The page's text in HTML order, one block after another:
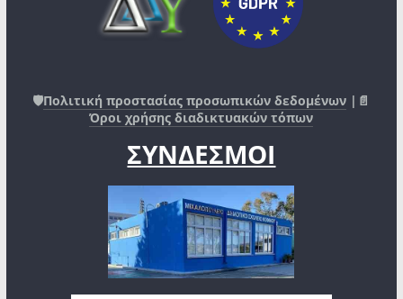
🛡️Πολιτική προστασίας προσωπικών δεδομένων |📄
Όροι χρήσης διαδικτυακών τόπων
ΣΥΝΔΕΣΜΟΙ